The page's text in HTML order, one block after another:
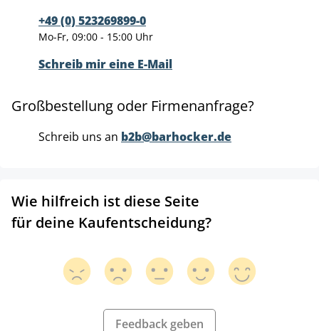
+49 (0) 523269899-0
Mo-Fr, 09:00 - 15:00 Uhr
Schreib mir eine E-Mail
Großbestellung oder Firmenanfrage?
Schreib uns an b2b@barhocker.de
Wie hilfreich ist diese Seite
für deine Kaufentscheidung?
Feedback geben